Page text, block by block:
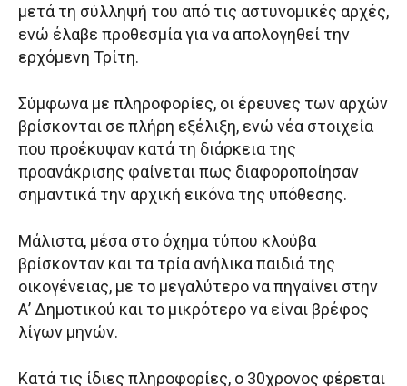
μετά τη σύλληψή του από τις αστυνομικές αρχές,
ενώ έλαβε προθεσμία για να απολογηθεί την
ερχόμενη Τρίτη.
Σύμφωνα με πληροφορίες, οι έρευνες των αρχών
βρίσκονται σε πλήρη εξέλιξη, ενώ νέα στοιχεία
που προέκυψαν κατά τη διάρκεια της
προανάκρισης φαίνεται πως διαφοροποίησαν
σημαντικά την αρχική εικόνα της υπόθεσης.
Μάλιστα, μέσα στο όχημα τύπου κλούβα
βρίσκονταν και τα τρία ανήλικα παιδιά της
οικογένειας, με το μεγαλύτερο να πηγαίνει στην
Α’ Δημοτικού και το μικρότερο να είναι βρέφος
λίγων μηνών.
Κατά τις ίδιες πληροφορίες, ο 30χρονος φέρεται